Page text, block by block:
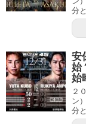
分
安
始
始
２
ン
分